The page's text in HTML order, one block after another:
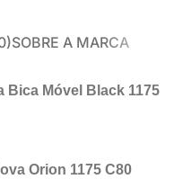
SOBRE A MARCA
Bica Móvel Black 1175
Orion 1175 C80